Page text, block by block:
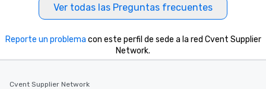
Ver todas las Preguntas frecuentes
Reporte un problema con este perfil de sede a la red Cvent Supplier
Network.
Cvent Supplier Network